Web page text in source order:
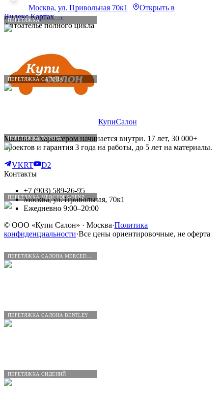
ПЕРЕТЯЖКА
ПЕРЕТЯЖКА САЛОНА
ПЕРЕТЯЖКА TOYOTA
ПЕРЕТЯЖКА MERCEDES-BENZ
ПЕРЕТЯЖКА САЛОНА BENTLEY
ПЕРЕТЯЖКА СИДЕНИЙ
Москва, ул. Привольная 70к1
Открыть в
Яндекс.Картах →
Автоателье полного цикла
КупиСалон
Машина с характером начинается внутри. 17 лет, 30 000+
проектов и гарантия 3 года на работы, до 5 лет на материалы.
VKRT
D2
Контакты
+7 (903) 589-26-95
Москва, ул. Привольная, 70к1
Ежедневно 9:00–20:00
© ООО «Купи Салон» · Москва·Политика
конфиденциальности·Все цены ориентировочные, не оферта